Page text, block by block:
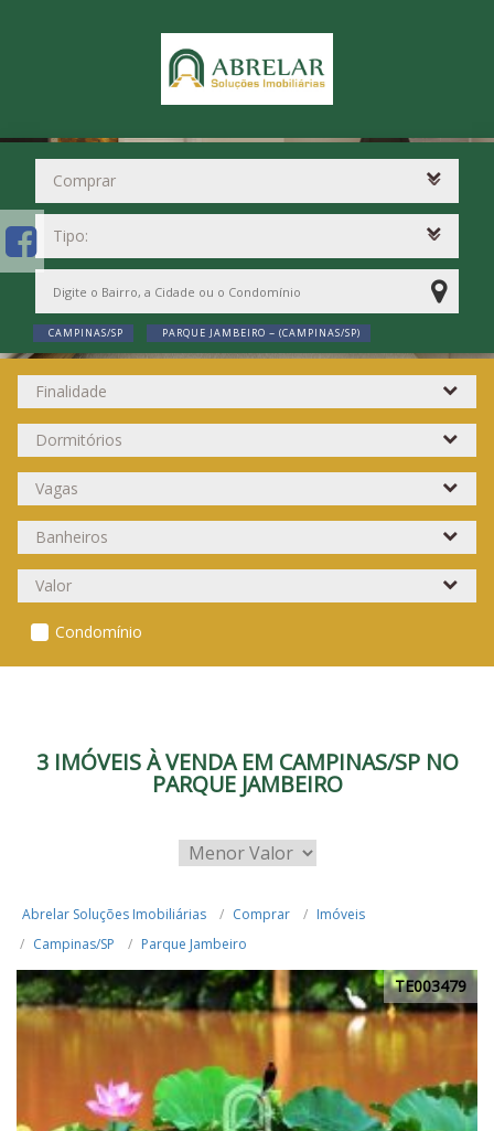
CAMPINAS/SP PARQUE JAMBEIRO ~ (CAMPINAS/SP)
Condomínio
3 IMÓVEIS À VENDA EM CAMPINAS/SP NO
PARQUE JAMBEIRO
Abrelar Soluções Imobiliárias Comprar
Imóveis
Campinas/SP
Parque Jambeiro
TE003479